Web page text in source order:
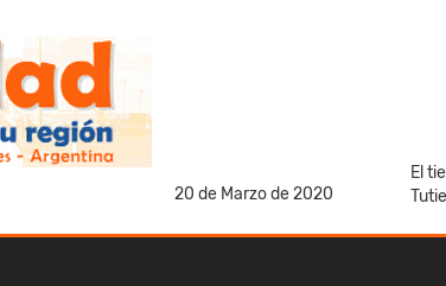
20 de Marzo de 2020
El